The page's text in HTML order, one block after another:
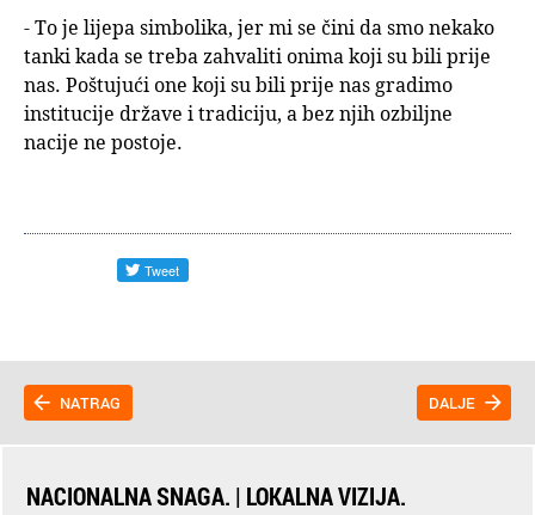
- To je lijepa simbolika, jer mi se čini da smo nekako
tanki kada se treba zahvaliti onima koji su bili prije
nas. Poštujući one koji su bili prije nas gradimo
institucije države i tradiciju, a bez njih ozbiljne
nacije ne postoje.
NATRAG DALJE
NACIONALNA SNAGA. | LOKALNA VIZIJA.